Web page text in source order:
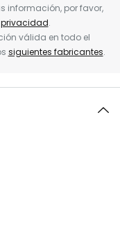
información, por favor,
.
válida en todo el
siguientes fabricantes.